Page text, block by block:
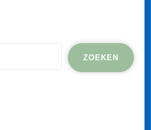
ZOEKEN